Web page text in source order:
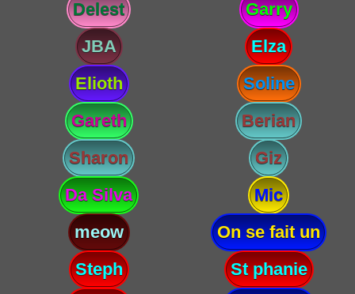
Delest
Garry
JBA
Elza
Elioth
Soline
Gareth
Berian
Sharon
Giz
Da Silva
Mic
meow
On se fait un
Steph
St phanie